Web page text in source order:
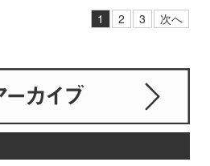
1 2 3 次へ